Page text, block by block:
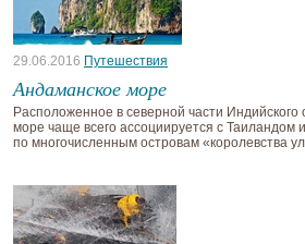
29.06.2016 Путешествия
Андаманское море
Расположенное в северной части Индийского
море чаще всего ассоциируется c Таиландом
по многочисленным островам «королевства